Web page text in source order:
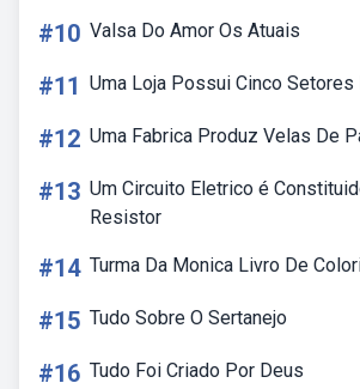
#10 Valsa Do Amor Os Atuais
#11 Uma Loja Possui Cinco Setores
#12 Uma Fabrica Produz Velas De
#13 Um Circuito Eletrico é
Resistor
#14 Turma Da Monica Livro De
#15 Tudo Sobre O Sertanejo
#16 Tudo Foi Criado Por Deus